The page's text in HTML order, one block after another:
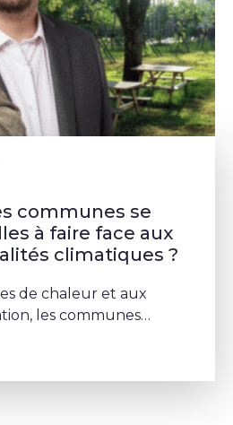
communes se
à faire face aux
climatiques ?
de chaleur et aux
les communes
Lorenzino mise sur la
la participation cito